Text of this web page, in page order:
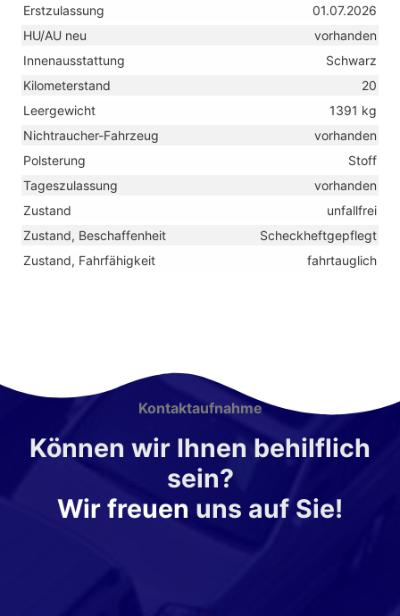
Erstzulassung
01.07.2026
HU/AU neu
vorhanden
Innenausstattung
Schwarz
Kilometerstand
20
Leergewicht
1391 kg
Nichtraucher-Fahrzeug
vorhanden
Polsterung
Stoff
Tageszulassung
vorhanden
Zustand
unfallfrei
Zustand, Beschaffenheit
Scheckheftgepflegt
Zustand, Fahrfähigkeit
fahrtauglich
Kontaktaufnahme
Können wir Ihnen behilflich
sein?
Wir freuen uns auf Sie!